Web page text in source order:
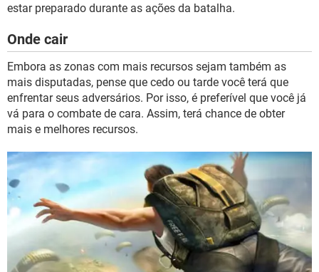
estar preparado durante as ações da batalha.
Onde cair
Embora as zonas com mais recursos sejam também as
mais disputadas, pense que cedo ou tarde você terá que
enfrentar seus adversários. Por isso, é preferível que você já
vá para o combate de cara. Assim, terá chance de obter
mais e melhores recursos.